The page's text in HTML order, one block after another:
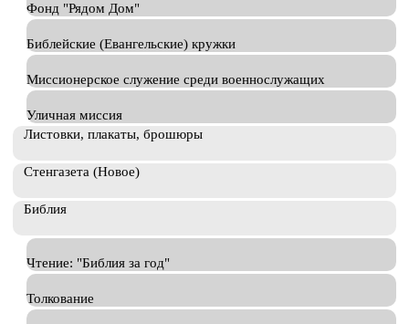
Фонд "Рядом Дом"
Библейские (Евангельские) кружки
Миссионерское служение среди военнослужащих
Уличная миссия
Листовки, плакаты, брошюры
Стенгазета (Новое)
Библия
Чтение: "Библия за год"
Толкование